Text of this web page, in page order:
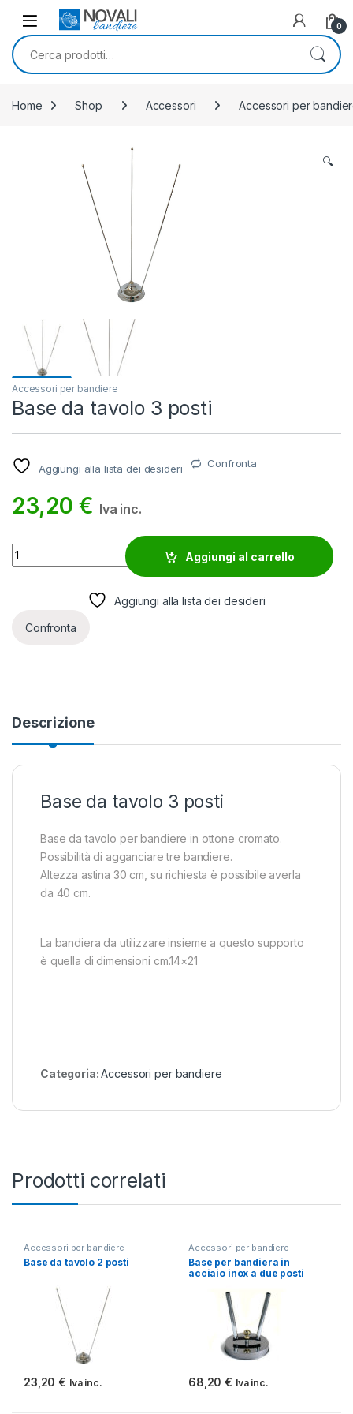
Skip to navigation
Skip to content
0
Cerca:
Home Shop Accessori Accessori per
🔍
Accessori per bandiere
Base da tavolo 3 posti
Aggiungi alla lista dei desideri Confronta
23,20€ Iva inc.
Base da tavolo 3 posti quantity
Aggiungi al carrello
Aggiungi alla lista dei desideri
Confronta
Descrizione
Base da tavolo 3 posti
Base da tavolo per bandiere in ottone cromato.
Possibilità di agganciare tre bandiere.
Altezza astina 30 cm, su richiesta è possibile averla
da 40 cm.
La bandiera da utilizzare insieme a questo supporto
è quella di dimensioni cm.14×21
Categoria:Accessori per bandiere
Prodotti correlati
Accessori per bandiere
Base da tavolo 2 posti
23,20 € Iva inc.
Accessori per bandiere
Base per bandiera in
acciaio inox a due posti
68,20 € Iva inc.